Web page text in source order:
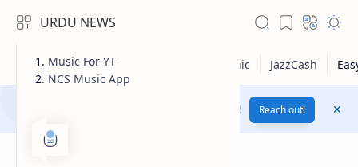
URDU NEWS
Yes! Change Your Voice To Female Voice By AI ! Reach out!
Music For YT
NCS Music App